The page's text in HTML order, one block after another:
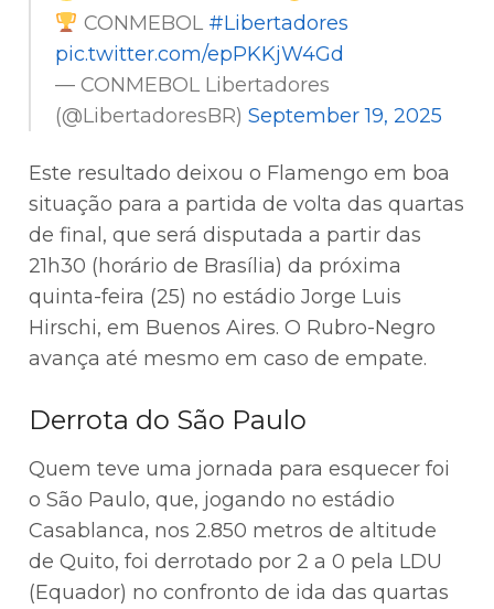
CONMEBOL #Libertadores
pic.twitter.com/epPKKjW4Gd
— CONMEBOL Libertadores
(@LibertadoresBR)September 19, 2025
Este resultado deixou o Flamengo em boa
situação para a partida de volta das quartas
de final, que será disputada a partir das
21h30 (horário de Brasília) da próxima
quinta-feira (25) no estádio Jorge Luis
Hirschi, em Buenos Aires. O Rubro-Negro
avança até mesmo em caso de empate.
Derrota do São Paulo
Quem teve uma jornada para esquecer foi
o São Paulo, que, jogando no estádio
Casablanca, nos 2.850 metros de altitude
de Quito, foi derrotado por 2 a 0 pela LDU
(Equador) no confronto de ida das quartas